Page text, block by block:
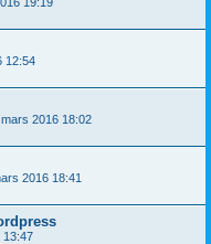
12:54
2016 18:02
2016 18:41
13:47